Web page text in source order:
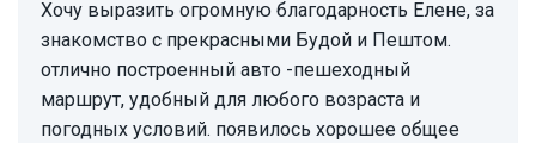
хочу выразить огромную благодарность Елене, за
знакомство с прекрасными Будой и Пештом.
отлично построенный авто -пешеходный
маршрут, удобный для любого возраста и
погодных условий. появилось хорошее общее